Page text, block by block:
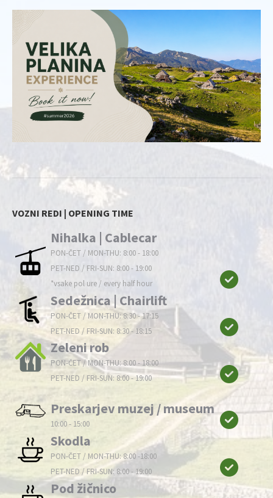
VOZNI REDI | OPENING TIME
Nihalka | Cablecar
PON-ČET / MON-THU: 8:00 - 18:00
PET-NED / FRI-SUN: 8:00 - 19:00
*vsake pol ure / every half hour
Sedežnica | Chairlift
PON-ČET / MON-THU: 8:30 - 17:15
PET-NED / FRI-SUN: 8:30 - 18:15
Zeleni rob
PON-ČET / MON-THU: 8:00 - 18:00
PET-NED / FRI-SUN: 8:00 - 19:00
Preskarjev muzej / museum
10:00 - 15:00
Skodla
PON-ČET / MON-THU: 8:00 -18:00
PET-NED / FRI-SUN: 8:00 - 19:00
Pod žičnico